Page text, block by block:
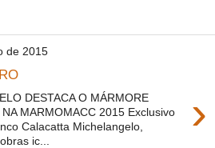
de 2015
›
DESTACA O MÁRMORE
MARMOMACC 2015 Exclusivo
Calacatta Michelangelo,
ic...